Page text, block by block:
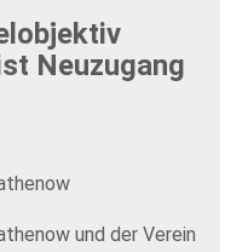
Neuzugang
und der Verein